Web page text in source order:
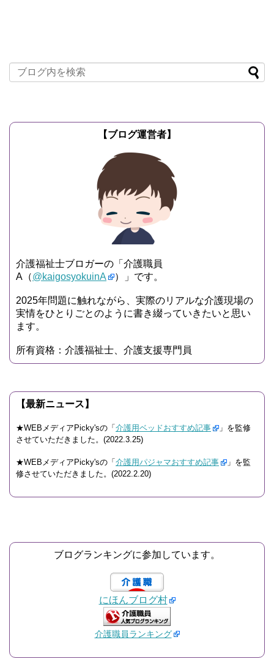
【ブログ運営者】
介護福祉士ブロガーの「介護職員
A（@kaigosyokuinA ）」です。
2025年問題に触れながら、実際のリアルな介護現場の
実情をひとりごとのように書き綴っていきたいと思い
ます。
所有資格：介護福祉士、介護支援専門員
【最新ニュース】
★WEBメディアPicky'sの「 介護用ベッドおすすめ記事
」を監修
させていただきました。(2022.3.25)
★WEBメディアPicky'sの「 介護用パジャマおすすめ記事
」を監
修させていただきました。(2022.2.20)
ブログランキングに参加しています。
にほんブログ村
介護職員ランキング